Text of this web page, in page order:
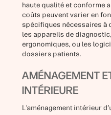
haute qualité et conforme
coûts peuvent varier en
spécifiques nécessaires à
les appareils de
ergonomiques, ou les
dossiers patients.
AMÉNAGEMENT
INTÉRIEURE
L'aménagement intérieur